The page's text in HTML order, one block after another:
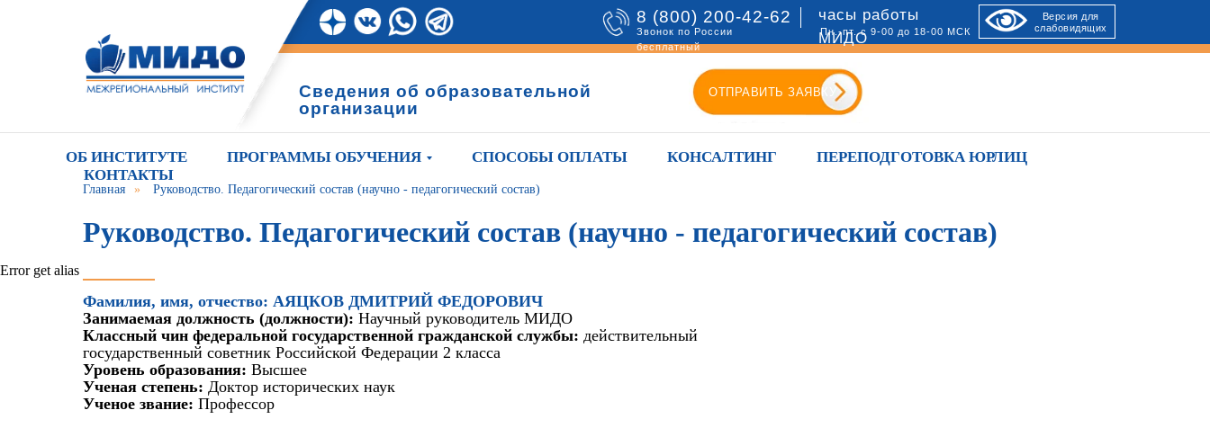
8 (800) 200-42-62
Звонок по России
бесплатный
ОТПРАВИТЬ ЗАЯВКУ
часы работы
МИДО
Пн.-пт. с 9-00 до 18-00 МСК
Версия для
слабовидящих
Сведения об образовательной
организации
ОБ ИНСТИТУТЕ ПРОГРАММЫ ОБУЧЕНИЯ СПОСОБЫ ОПЛАТЫ КОНСАЛТИНГ
ПЕРЕПОДГОТОВКА ЮРЛИЦ
КОНТАКТЫ
Главная » Руководство. Педагогический состав (научно - педагогический состав)
Руководство. Педагогический состав (научно - педагогический состав)
Error get alias
Фамилия, имя, отчество: АЯЦКОВ ДМИТРИЙ ФЕДОРОВИЧ
Занимаемая должность (должности): Научный руководитель МИДО
Классный чин федеральной государственной гражданской службы: действительный
государственный советник Российской Федерации 2 класса
Уровень образования: Высшее
Ученая степень: Доктор исторических наук
Ученое звание: Профессор